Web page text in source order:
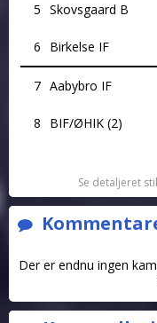
5 Skovsgaard B
6 Birkelse IF
7 Aabybro IF
8 BIF/ØHIK (2)
Se detaljeret
Der er endnu ingen